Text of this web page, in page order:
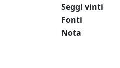
Seggi vinti
Fonti
Nota